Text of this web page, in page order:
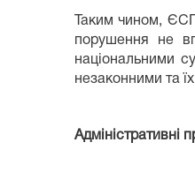
Таким чином,
порушення не
національними
незаконними та
Адміністративні